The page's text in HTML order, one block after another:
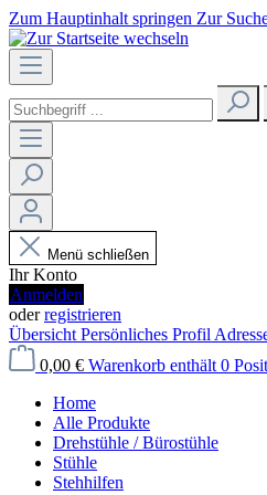
Zum Hauptinhalt springen Zur
Menü schließen
Ihr Konto
Anmelden
oderregistrieren
Übersicht Persönliches Profil
0,00 € Warenkorb enthält 0
Home
Alle Produkte
Drehstühle / Bürostühle
Stühle
Stehhilfen